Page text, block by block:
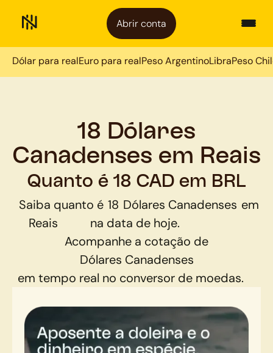
Abrir conta
Dólar para realEuro para realPeso ArgentinoLibraPeso
18 Dólares
Canadenses em Reais
Quanto é 18 CAD em BRL
Saiba quanto é 18 Dólares Canadenses em
Reais
na data de hoje.
Acompanhe a cotação de
Dólares Canadenses
em tempo real no conversor de moedas.